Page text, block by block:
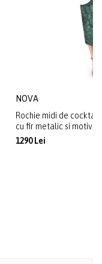
NOVA
Rochie midi de
cu fir metalic si motive
1290 Lei